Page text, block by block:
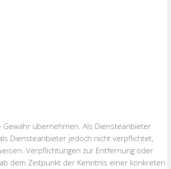
Gewähr übernehmen. Als Diensteanbieter
Diensteanbieter jedoch nicht verpflichtet,
Verpflichtungen zur Entfernung oder
dem Zeitpunkt der Kenntnis einer konkreten